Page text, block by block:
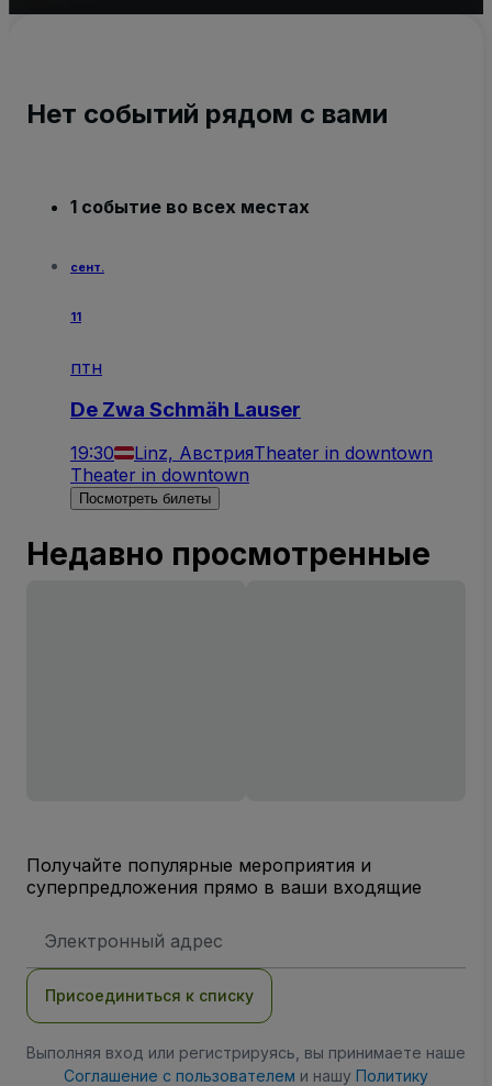
Нет событий рядом с вами
1 событие во всех местах
сент.
11
птн
De Zwa Schmäh Lauser
19:30 Linz, АвстрияTheater in downtown
Theater in downtown
Посмотреть билеты
Недавно просмотренные
Получайте популярные мероприятия и
суперпредложения прямо в ваши входящие
электронной
Присоединиться к списку
Выполняя вход или регистрируясь, вы принимаете наше
Соглашение с пользователем и нашу Политику